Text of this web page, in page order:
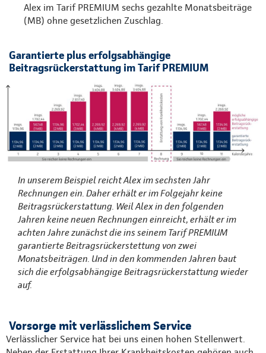
Alex im Tarif PREMIUM sechs gezahlte Monatsbeiträge
(MB) ohne gesetzlichen Zuschlag.
Garantierte plus erfolgsabhängige
Beitragsrückerstattung im Tarif PREMIUM
In unserem Beispiel reicht Alex im sechsten Jahr
Rechnungen ein. Daher erhält er im Folgejahr keine
Beitragsrückerstattung. Weil Alex in den folgenden
Jahren keine neuen Rechnungen einreicht, erhält er im
achten Jahre zunächst die ins seinem Tarif PREMIUM
garantierte Beitragsrückerstettung von zwei
Monatsbeiträgen. Und in den kommenden Jahren baut
sich die erfolgsabhängige Beitragsrückerstattung wieder
auf.
Vorsorge mit verlässlichem Service
Verlässlicher Service hat bei uns einen hohen Stellenwert.